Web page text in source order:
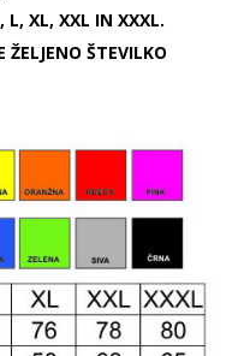
XL, XXL IN XXXL.
ŽELJENO ŠTEVILKO